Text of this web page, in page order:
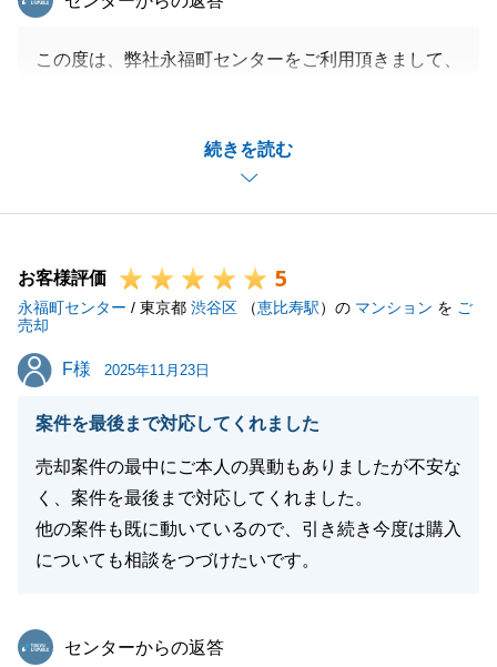
続きを読む
この度は、弊社永福町センターをご利用頂きまして、
様に購入いただき、ご満足頂けるお取引ができたこ
と、大変嬉しく思います。
お忙しい中、国内外問わず迅速にご対応・ご協力いた
きました。心より御礼申し上げます。
引き続き、何か不動産のお困りごとがございました
ら、お気軽にご連絡くださいませ。
今後とも、東急リバブルをご愛顧いただきますよう、
閉じる
お客様評価 5
永福町センター / 東京都 渋谷区 （恵比寿駅）の マンション を ご
売却
F様
F様 2025年11月23日
案件を最後まで対応してくれました
売却案件の最中にご本人の異動もありましたが不安な
く、案件を最後まで対応してくれました。
他の案件も既に動いているので、引き続き今度は購入
についても相談をつづけたいです。
東急リバブル
センターからの返答